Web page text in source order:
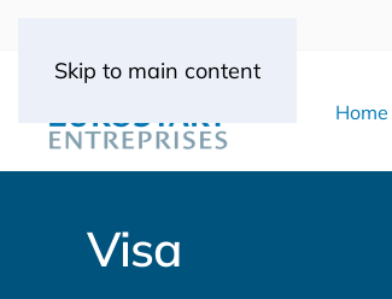
Skip to main content
Home
Visa